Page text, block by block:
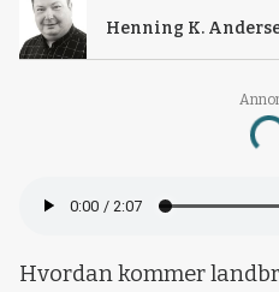
Henning K.
Hvordan kommer